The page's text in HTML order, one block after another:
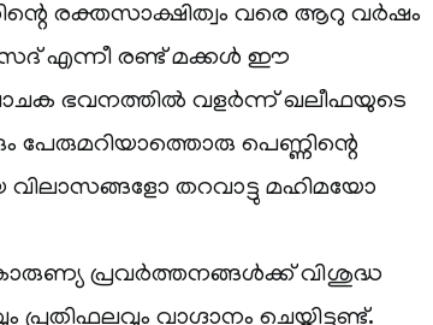
രക്തസാക്ഷിത്വം വരെ ആറു വർഷം
സൈദ് എന്നീ രണ്ട് മക്കൾ ഈ
ഭവനത്തിൽ വളർന്ന് ഖലീഫയുടെ
പേരുമറിയാത്തൊരു പെണ്ണിന്റെ
തറവാട്ടു മഹിമയോ
പ്രവർത്തനങ്ങൾക്ക് വിശുദ്ധ